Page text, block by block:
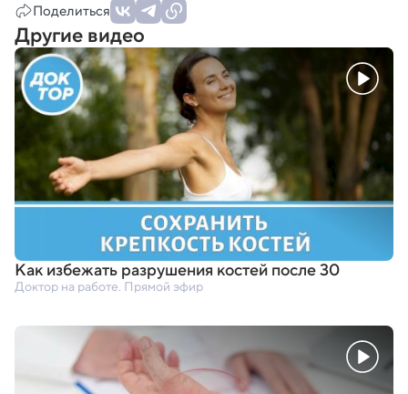
Поделиться
Другие видео
Как избежать разрушения костей после 30
Доктор на работе. Прямой эфир